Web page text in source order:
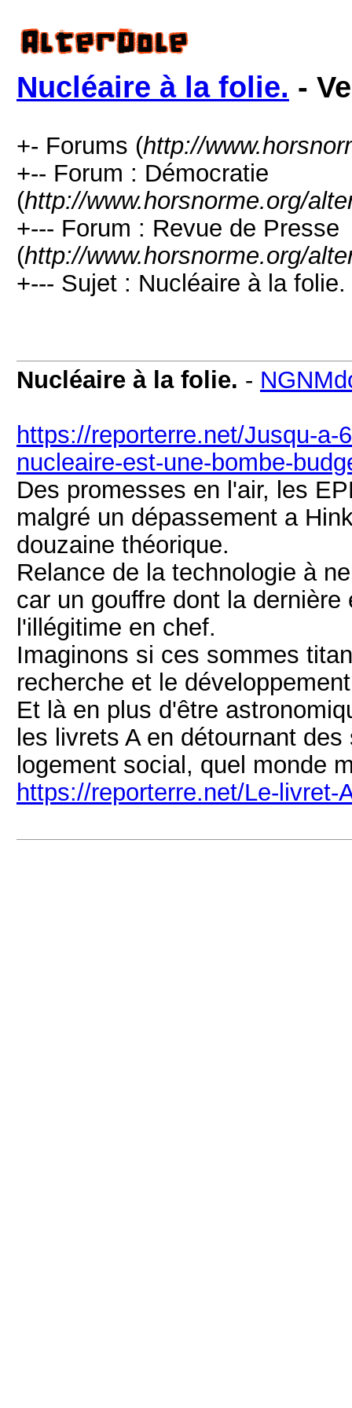
Nucléaire à la folie. -
+- Forums (http://
+-- Forum : Démocratie
(http://www.horsnorme.org/
+--- Forum : Revue de Presse
(http://www.horsnorme.org/
+--- Sujet : Nucléaire à la folie.
Nucléaire à la folie. -
https://reporterre.net/Jusqu-a-
nucleaire-est-une-bombe-
Des promesses en l'air, les
malgré un dépassement a
douzaine théorique.
Relance de la technologie à
car un gouffre dont la
l'illégitime en chef.
Imaginons si ces sommes
recherche et le
Et là en plus d'être
les livrets A en détournant
logement social, quel monde
https://reporterre.net/Le-livret-